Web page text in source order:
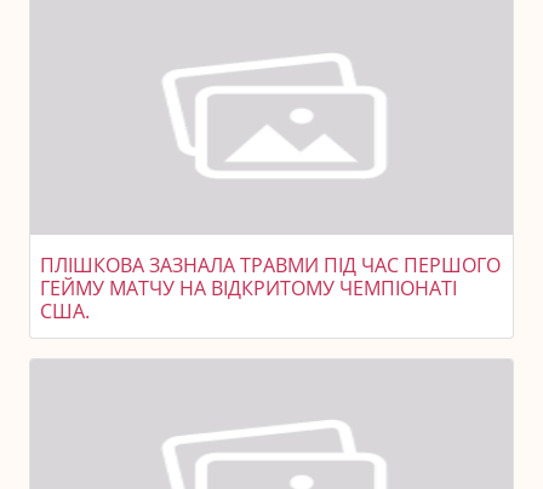
ПЛІШКОВА ЗАЗНАЛА ТРАВМИ ПІД ЧАС ПЕРШОГО
ГЕЙМУ МАТЧУ НА ВІДКРИТОМУ ЧЕМПІОНАТІ
США.